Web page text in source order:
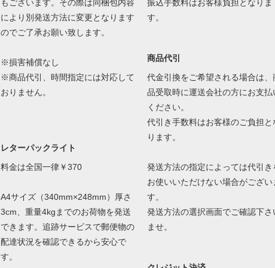
もございます。その際は同梱包内容
により別発送方法に変更となります
のでご了承お願い致します。
※損害補償なし
※商品代引、時間指定には対応して
おりません。
レターパックライト
料金は全国一律￥370
A4サイズ（340mm×248mm）厚さ
3cm、重量4kgまでのお荷物を発送
できます。追跡サービスで郵便物の
配達状況を確認できるから安心で
す。
振込手数料はお客様負担となりま
す。
商品代引
代金引換をご希望される場合は、
品受取時に運送会社の方にお支払
ください。
代引き手数料はお客様のご負担と
ります。
発送方法の指定によっては代引き
お使いいただけない場合がござい
す。
発送方法の選択画面でご確認下さ
ませ。